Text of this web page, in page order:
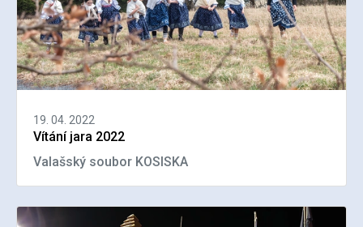
19. 04. 2022
Vítání jara 2022
Valašský soubor KOSISKA